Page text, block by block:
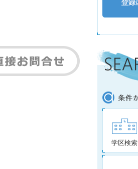
学区検索